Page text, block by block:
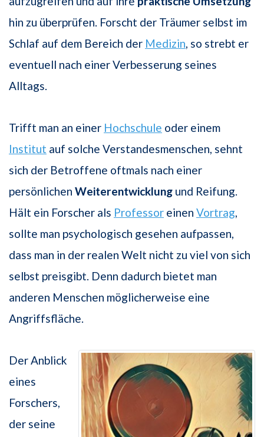
hin zu überprüfen. Forscht der Träumer selbst im
Schlaf auf dem Bereich der Medizin , so strebt er
eventuell nach einer Verbesserung seines
Alltags.
Trifft man an einer Hochschule oder einem
Institut auf solche Verstandesmenschen, sehnt
sich der Betroffene oftmals nach einer
persönlichen Weiterentwicklung und Reifung.
Hält ein Forscher als Professor einen Vortrag
sollte man psychologisch gesehen aufpassen,
dass man in der realen Welt nicht zu viel von sich
selbst preisgibt. Denn dadurch bietet man
anderen Menschen möglicherweise eine
Angriffsfläche.
Der Anblick
eines
Forschers,
der seine